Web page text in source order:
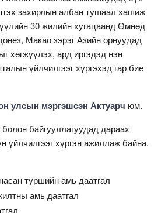
захирлын албан тушаал хашиж
30 жилийн хугацаанд Өмнөд
Макао зэрэг Азийн орнуудад
хөгжүүлэх, ард иргэдэд нэн
үйлчилгээг хүргэхэд гар бие
улсын мэргэшсэн Актуарч юм.
байгууллагуудад дараах
үйлчилгээг хүргэн ажиллаж байна.
туршийн амь даатгал
амь даатгал